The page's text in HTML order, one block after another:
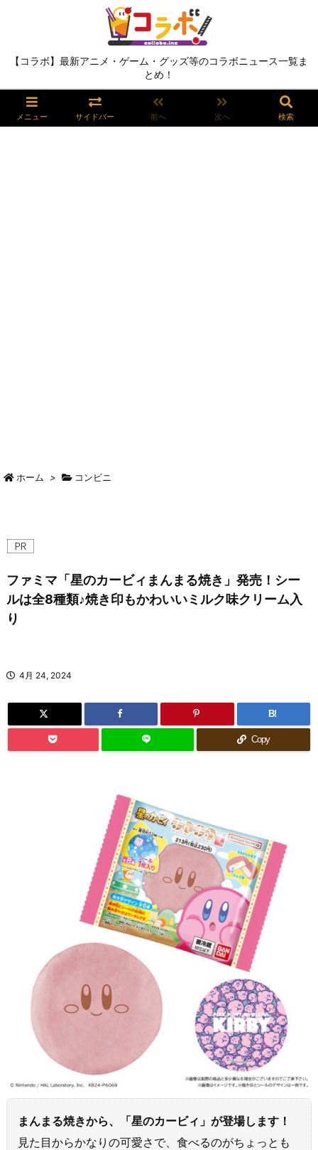
【コラボ】最新アニメ・ゲーム・グッズ等のコラボニュース一覧ま
とめ！
メニュー サイドバー 前へ 次へ 検索
ホーム > コンビニ
ファミマ「星のカービィまんまる焼き」発売！シー
ルは全8種類♪焼き印もかわいいミルク味クリーム入
り
4月 24, 2024
B!
Copy
まんまる焼きから、「星のカービィ」が登場します！
見た目からかなりの可愛さで、食べるのがちょっとも